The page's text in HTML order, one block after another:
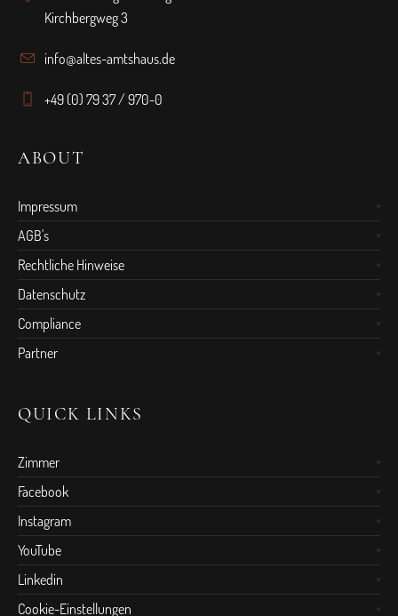
Kirchbergweg 3
info@altes-amtshaus.de
+49 (0) 79 37 / 970-0
ABOUT
Impressum
AGB's
Rechtliche Hinweise
Datenschutz
Compliance
Partner
QUICK LINKS
Zimmer
Facebook
Instagram
YouTube
Linkedin
Cookie-Einstellungen